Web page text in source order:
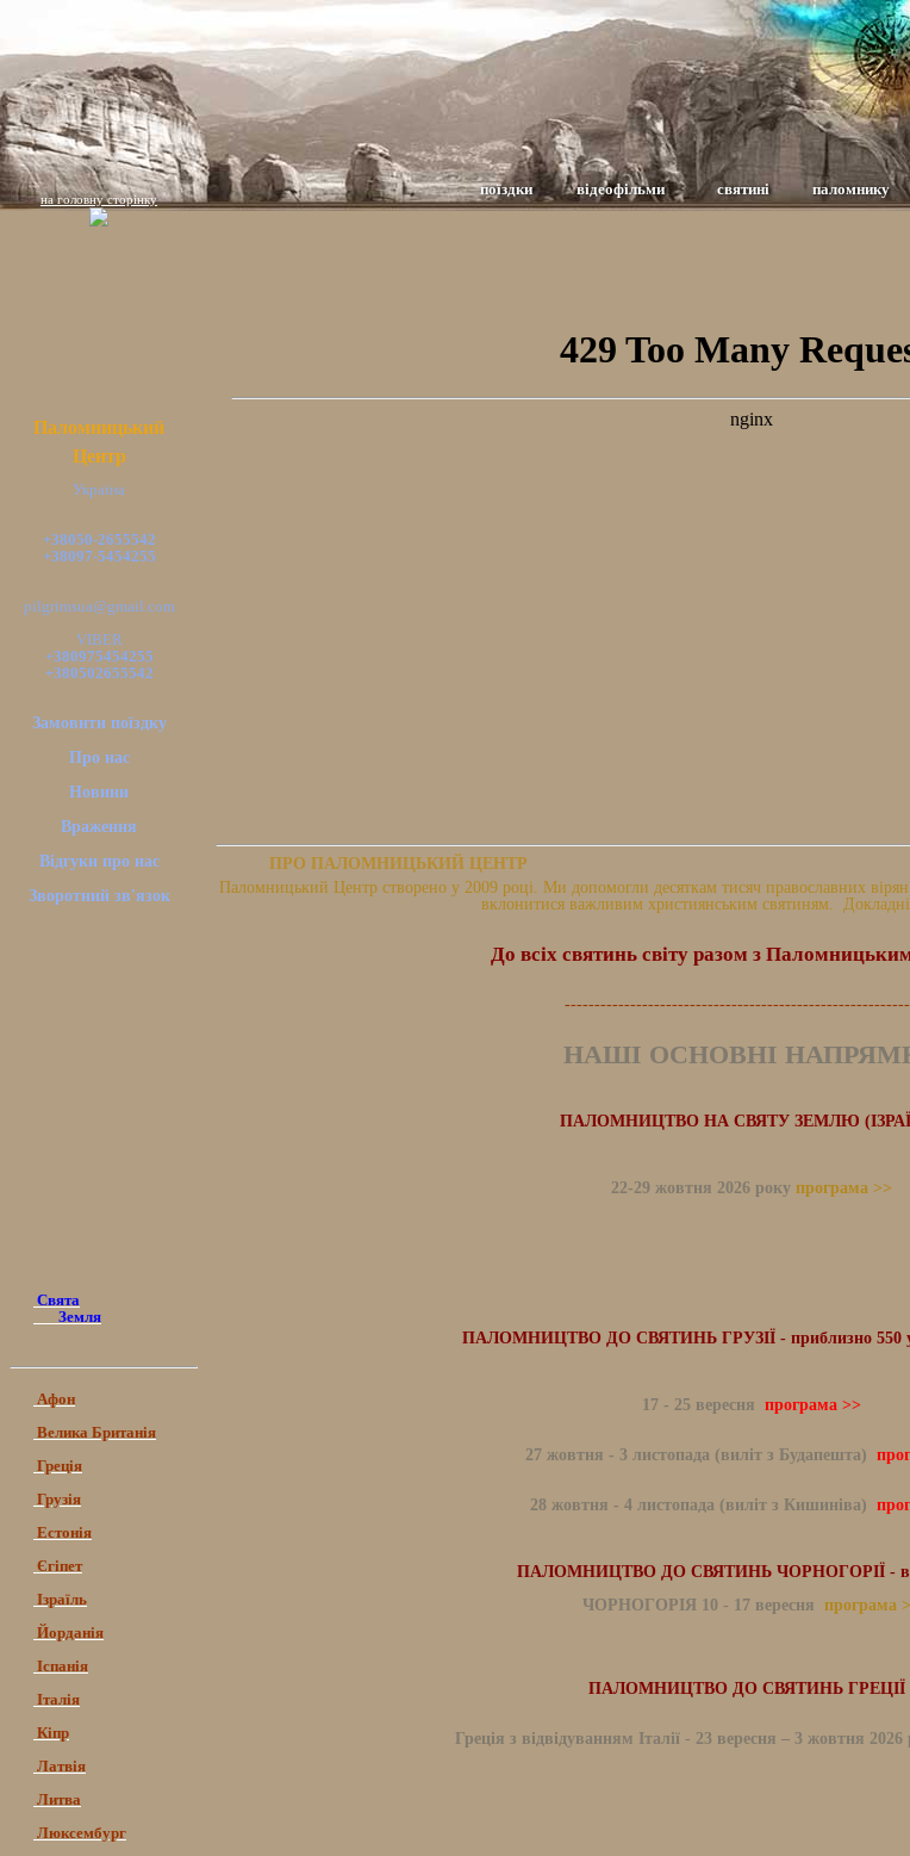
поїздки відеофільми святині паломнику
на головну сторінку
Паломницький
Центр
Україна
+38050-2655542
+38097-5454255
pilgrimsua@gmail.com
VIBER
+380975454255
+380502655542
Замовити поїздку
Про нас
Новини
Враження
Відгуки про нас
Зворотний зв'язок
Свята
Земля
Афон
Велика Британія
Греція
Грузія
Естонія
Єгіпет
Ізраїль
Йорданія
Іспанія
Італія
Кіпр
Латвія
Литва
Люксембург
ПРО ПАЛОМНИЦЬКИЙ ЦЕНТР
Паломницький Центр створено у 2009 році. Ми допомогли десяткам тисяч православних
вклонитися важливим християнським святиням.
До всіх святинь світу разом з
НАШІ ОСНОВНІ
ПАЛОМНИЦТВО НА СВЯТУ ЗЕМЛЮ
22-29 жовтня 2026 року програма >>
ПАЛОМНИЦТВО ДО СВЯТИНЬ ГРУЗІЇ - приблизно 550
17 - 25 вересня програма >>
27 жовтня - 3 листопада (виліт з Будапешта)
28 жовтня - 4 листопада (виліт з Кишиніва)
ПАЛОМНИЦТВО ДО СВЯТИНЬ ЧОРНОГОРІЇ -
ЧОРНОГОРІЯ 10 - 17 вересня програма
ПАЛОМНИЦТВО ДО СВЯТИНЬ ГРЕЦІЇ
Греція з відвідуванням Італії- 23 вересня – 3 жовтня 2026